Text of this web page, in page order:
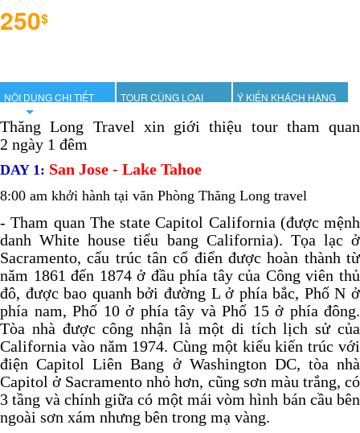
250$
NỘI DUNG CHI TIẾT TOUR CÙNG LOẠI Ý KIẾN KHÁCH HÀNG
Thăng Long Travel xin giới thiệu tour tham quan
2 ngày 1 đêm
DAY 1: San Jose - Lake Tahoe
8:00 am khởi hành tại văn Phòng Thăng Long travel
- Tham quan The state Capitol California (được mệnh
danh White house tiểu bang California). Tọa lạc ở
Sacramento, cấu trúc tân cổ điển được hoàn thành từ
năm 1861 đến 1874 ở đầu phía tây của Công viên thủ
đô, được bao quanh bởi đường L ở phía bắc, Phố N ở
phía nam, Phố 10 ở phía tây và Phố 15 ở phía đông.
Tòa nhà được công nhận là một di tích lịch sử của
California vào năm 1974. Cùng một kiểu kiến trúc với
điện Capitol Liên Bang ở Washington DC, tòa nhà
Capitol ở Sacramento nhỏ hơn, cũng sơn màu trắng, có
3 tầng và chính giữa có một mái vòm hình bán cầu bên
ngoài sơn xám nhưng bên trong mạ vàng.